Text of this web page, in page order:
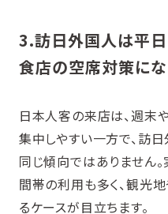
3.訪日外国人は平日
食店の空席対策に
日本人客の来店は、週末
集中しやすい一方で、訪
同じ傾向ではありません
間帯の利用も多く、観光
るケースが目立ちます。